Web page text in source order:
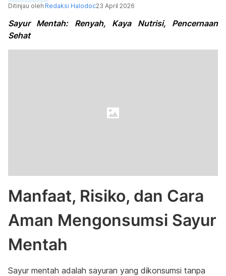
Ditinjau oleh Redaksi Halodoc23 April 2026
Sayur Mentah: Renyah, Kaya Nutrisi, Pencernaan
Sehat
Manfaat, Risiko, dan Cara
Aman Mengonsumsi Sayur
Mentah
Sayur mentah adalah sayuran yang dikonsumsi tanpa